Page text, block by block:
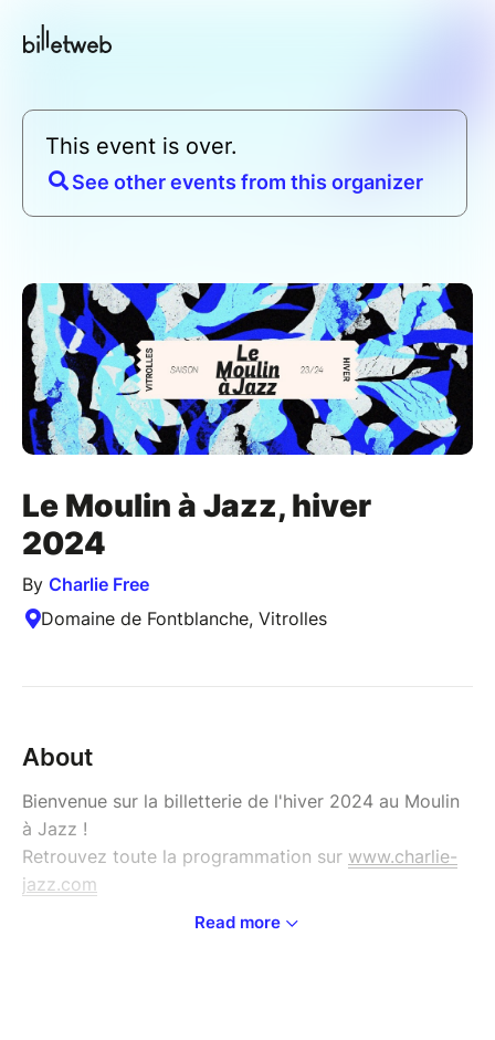
This event is over.
See other events from this organizer
Le Moulin à Jazz, hiver
2024
By Charlie Free
Domaine de Fontblanche, Vitrolles
About
Bienvenue sur la billetterie de l'hiver 2024 au Moulin
à Jazz !
Retrouvez toute la programmation sur www.charlie-
jazz.com
Read more